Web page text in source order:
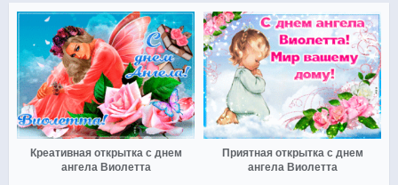
найдете лучшие открытки, которые создадут радостное
настроение.
Креативная открытка с днем
ангела Виолетта
Приятная открытка с днем
ангела Виолетта